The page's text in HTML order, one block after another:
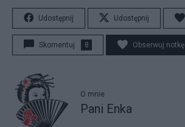
Udostępnij Udostępnij
Skomentuj 8 Obserwuj notkę
O mnie
Pani Enka